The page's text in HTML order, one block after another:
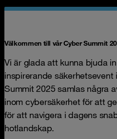
Välkommen till vår Cyber Summit
Vi är glada att kunna bjuda
inspirerande säkerhetsevent
Summit 2025 samlas några
inom cybersäkerhet för att
för att navigera i dagens
hotlandskap.